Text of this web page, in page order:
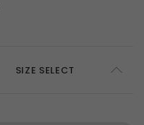
SIZE SELECT